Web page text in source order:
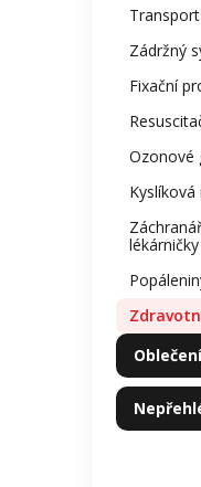
Zádržný
Fixační
Ozonové
lékárničky